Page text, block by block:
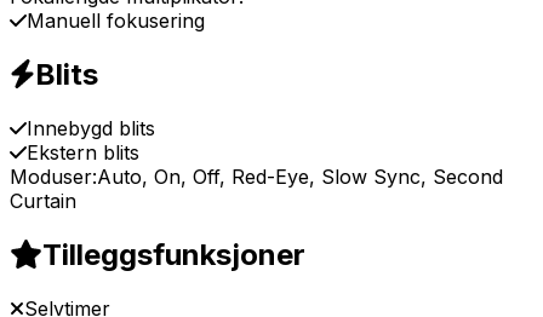
Manuell fokusering
Blits
Innebygd blits
Ekstern blits
Moduser:Auto, On, Off, Red-Eye, Slow Sync, Second
Curtain
Tilleggsfunksjoner
Selvtimer